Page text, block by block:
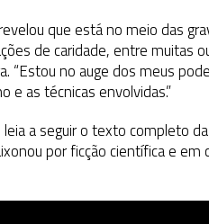
que está no meio das
de caridade, entre muitas
“Estou no auge dos meus
e as técnicas envolvidas.”
a seguir o texto completo
por ficção científica e em